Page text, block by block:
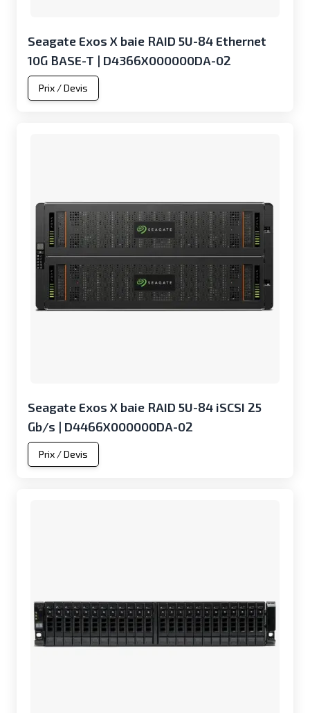
Seagate Exos X baie RAID 5U-84 Ethernet
10G BASE-T | D4366X000000DA-02
Prix / Devis
Seagate Exos X baie RAID 5U-84 iSCSI 25
Gb/s | D4466X000000DA-02
Prix / Devis